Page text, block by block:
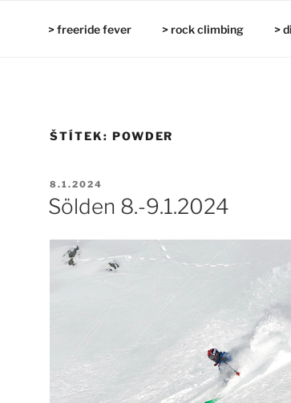
> freeride fever > rock climbing >
ŠTÍTEK: POWDER
PUBLIKOVÁNO
8.1.2024
Sölden 8.-9.1.2024